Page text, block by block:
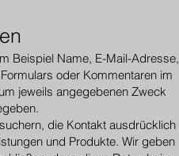
Beispiel Name, E-Mail-Adresse,
oder Kommentaren im
jeweils angegebenen Zweck
die Kontakt ausdrücklich
und Produkte. Wir geben